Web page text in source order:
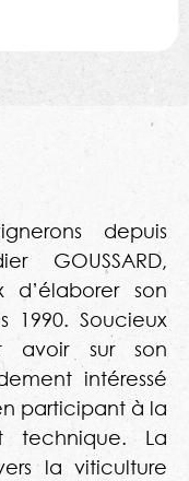
depuis
GOUSSARD,
son
1990. Soucieux
avoir sur son
intéressé
participant à la
technique. La
la viticulture